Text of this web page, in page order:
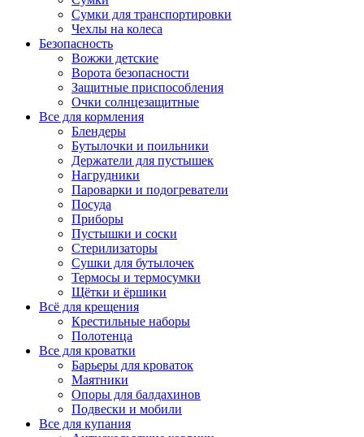
Сумки для транспортировки
Чехлы на колеса
Безопасность
Вожжи детские
Ворота безопасности
Защитные приспособления
Очки солнцезащитные
Все для кормления
Блендеры
Бутылочки и поильники
Держатели для пустышек
Нагрудники
Пароварки и подогреватели
Посуда
Приборы
Пустышки и соски
Стерилизаторы
Сушки для бутылочек
Термосы и термосумки
Щётки и ёршики
Всё для крещения
Крестильные наборы
Полотенца
Все для кроватки
Барьеры для кроваток
Маятники
Опоры для балдахинов
Подвески и мобили
Все для купания